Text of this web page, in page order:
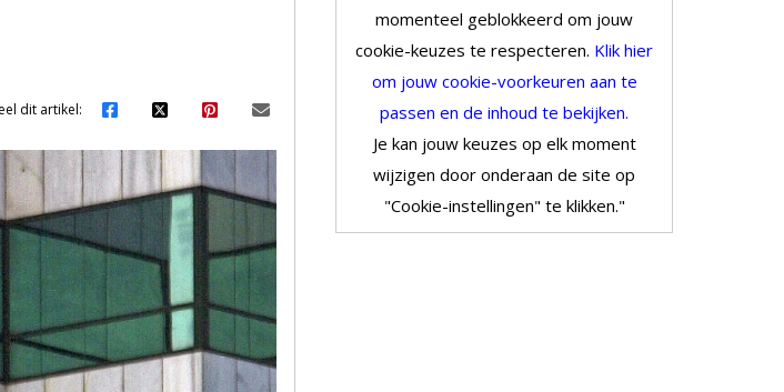
dit artikel:
momenteel geblokkeerd om jouw
cookie-keuzes te respecteren. Klik hier
om jouw cookie-voorkeuren aan te
passen en de inhoud te bekijken.
Je kan jouw keuzes op elk moment
wijzigen door onderaan de site op
"Cookie-instellingen" te klikken."